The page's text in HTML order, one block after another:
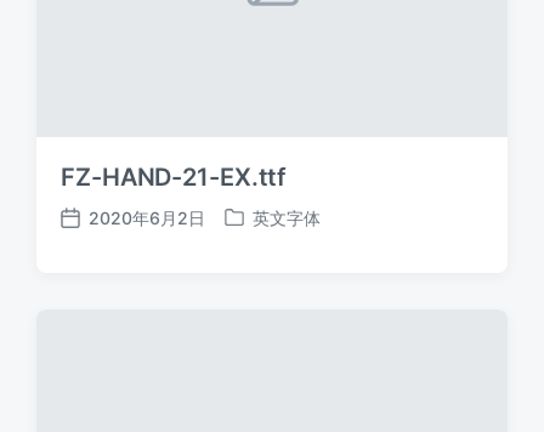
FZ-HAND-21-EX.ttf
发
2020年6月2日
发
英文字体